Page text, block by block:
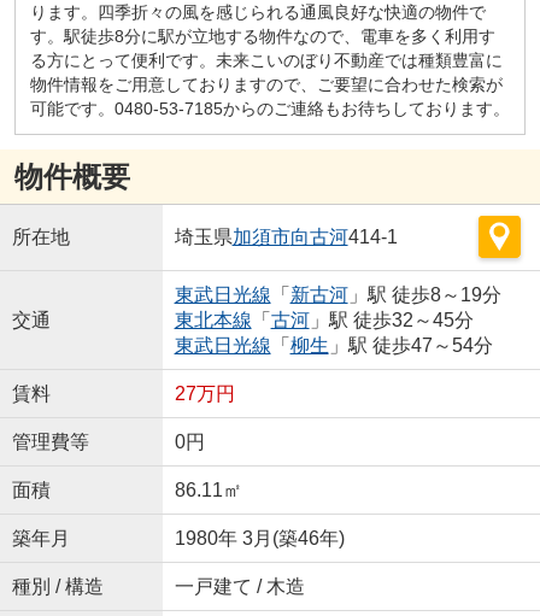
ります。四季折々の風を感じられる通風良好な快適の物件で
す。駅徒歩8分に駅が立地する物件なので、電車を多く利用す
る方にとって便利です。未来こいのぼり不動産では種類豊富に
物件情報をご用意しておりますので、ご要望に合わせた検索が
可能です。0480-53-7185からのご連絡もお待ちしております。
物件概要
所在地 埼玉県加須市向古河414-1
交通
東武日光線 「 新古河」駅 徒歩8～19分
東北本線 「 古河」駅 徒歩32～45分
東武日光線 「 柳生 」駅 徒歩47～54分
賃料 27万円
管理費等 0円
面積 86.11㎡
築年月 1980年 3月(築46年)
種別 / 構造 一戸建て / 木造